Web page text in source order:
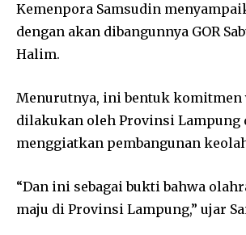
Kemenpora Samsudin
dengan akan dibangunnya GOR
Halim.
Menurutnya, ini bentuk komitmen
dilakukan oleh Provinsi Lampung
menggiatkan pembangunan
“Dan ini sebagai bukti bahwa
maju di Provinsi Lampung,” ujar